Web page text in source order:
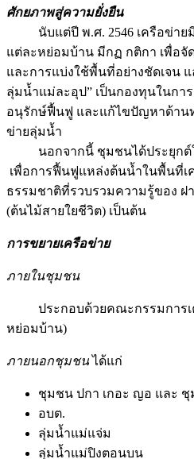
ศักยภาพสู่ความยั่งยืน
นับแต่ปี พ.ศ. 2546 เครือข่า
แต่ละหย่อมบ้าน มีกฏ กติกา เพื่อจั
และการแบ่งใช้พื้นที่อย่างชัดเจน
ลุ่มน้ำแม่ละอุป” เป็นกองทุนในกา
อนุรักษ์ฟื้นฟู และแก้ไขปัญหาด้าน
ข่ายลุ่มน้ำ
นอกจากนี้ ชุมชนได้ประยุก
เพื่อการฟื้นฟูแหล่งต้นน้ำในพื้นที่เ
ธรรมชาติที่รวบรวมความรู้ของ ฝ
(ต้นไม้สายใยชีวิต) เป็นต้น
การขยายเครือข่าย
ภายในชุมชน
ประกอบด้วยคณะกรรมการ
หย่อมบ้าน)
ภายนอกชุมชนได้แก่
ชุมชน ปกา เกอะ ญอ และ
อบต.
ลุ่มน้ำแม่แจ่ม
ลุ่มน้ำแม่ปิงตอนบน